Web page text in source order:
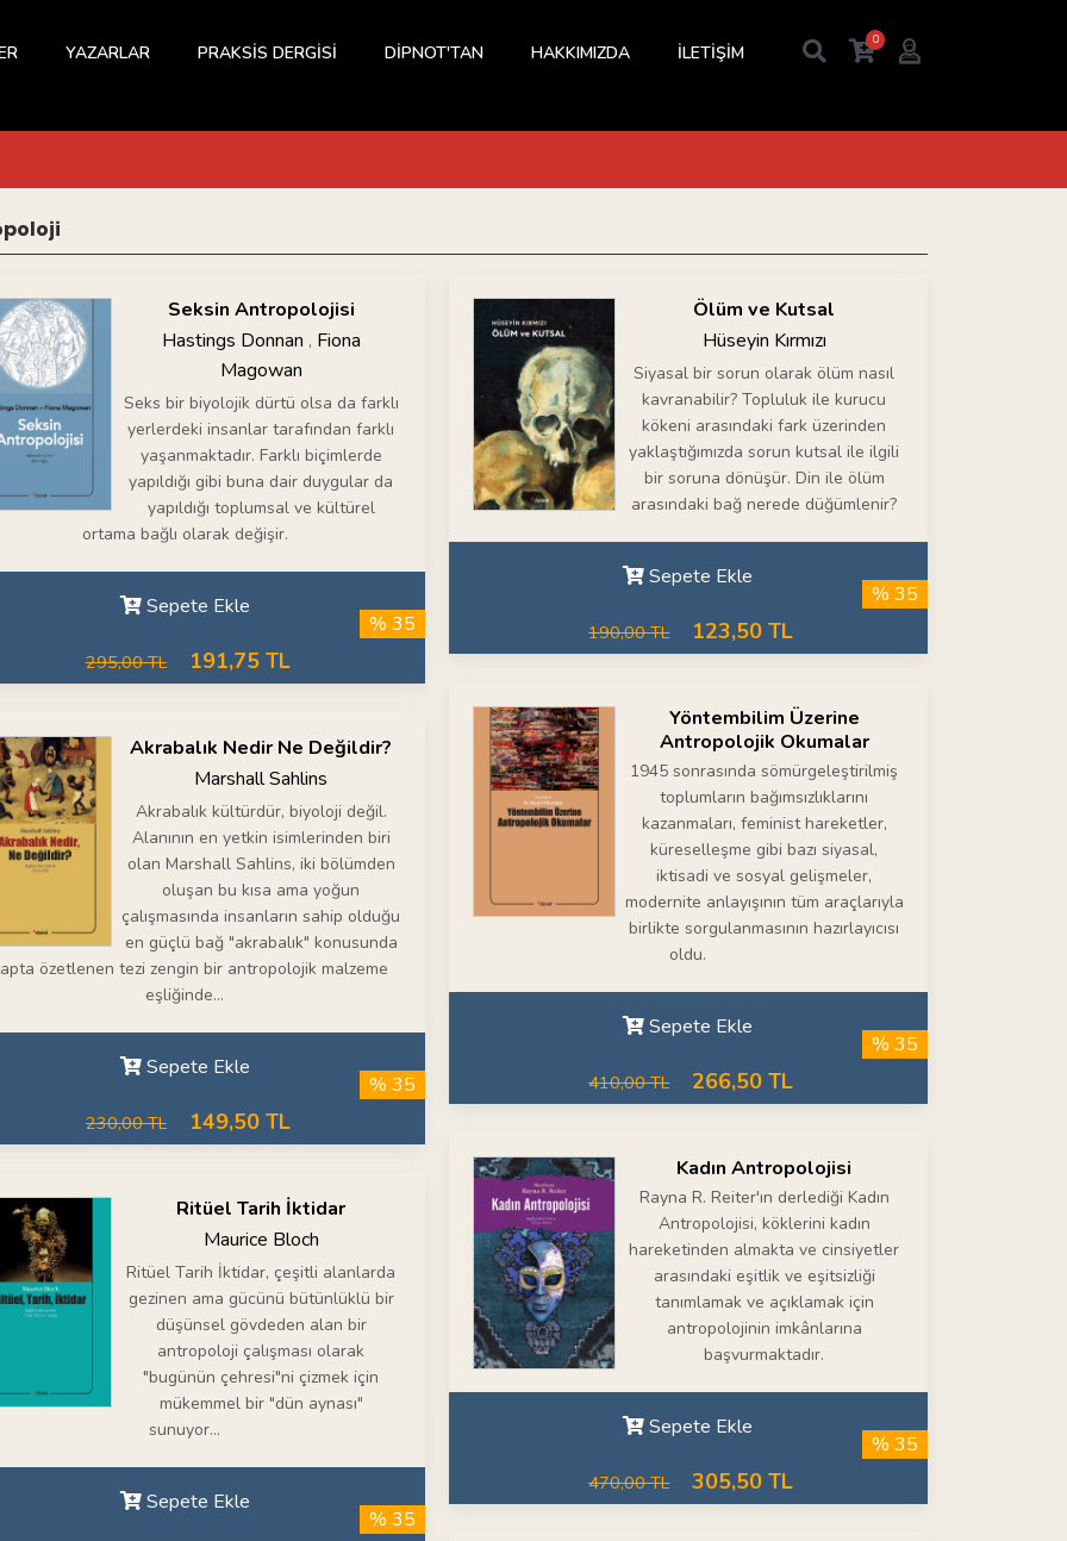
YAZARLAR PRAKSİS DERGİSİ DİPNOT'TAN HAKKIMIZDA İLETİŞİM
0
Seksin Antropolojisi
Hastings Donnan , Fiona
Magowan
Seks bir biyolojik dürtü olsa da farklı
yerlerdeki insanlar tarafından farklı
yaşanmaktadır. Farklı biçimlerde
yapıldığı gibi buna dair duygular da
yapıldığı toplumsal ve kültürel
ortama bağlı olarak değişir.
Sepete Ekle
295,00 TL 191,75 TL
% 35
Akrabalık Nedir Ne Değildir?
Marshall Sahlins
Akrabalık kültürdür, biyoloji değil.
Alanının en yetkin isimlerinden biri
olan Marshall Sahlins, iki bölümden
oluşan bu kısa ama yoğun
çalışmasında insanların sahip olduğu
en güçlü bağ "akrabalık" konusunda
özetlenen tezi zengin bir antropolojik malzeme
eşliğinde...
Sepete Ekle
230,00 TL 149,50 TL
% 35
Ritüel Tarih İktidar
Maurice Bloch
Ritüel Tarih İktidar, çeşitli alanlarda
gezinen ama gücünü bütünlüklü bir
düşünsel gövdeden alan bir
antropoloji çalışması olarak
"bugünün çehresi"ni çizmek için
mükemmel bir "dün aynası"
sunuyor...
Sepete Ekle
% 35
Ölüm ve Kutsal
Hüseyin Kırmızı
Siyasal bir sorun olarak ölüm nasıl
kavranabilir? Topluluk ile kurucu
kökeni arasındaki fark üzerinden
yaklaştığımızda sorun kutsal ile ilgili
bir soruna dönüşür. Din ile ölüm
arasındaki bağ nerede düğümlenir?
Sepete Ekle
190,00 TL 123,50 TL
% 35
Yöntembilim Üzerine
Antropolojik Okumalar
1945 sonrasında sömürgeleştirilmiş
toplumların bağımsızlıklarını
kazanmaları, feminist hareketler,
küreselleşme gibi bazı siyasal,
iktisadi ve sosyal gelişmeler,
modernite anlayışının tüm araçlarıyla
birlikte sorgulanmasının hazırlayıcısı
oldu.
Sepete Ekle
410,00 TL 266,50 TL
% 35
Kadın Antropolojisi
Rayna R. Reiter'ın derlediği Kadın
Antropolojisi, köklerini kadın
hareketinden almakta ve cinsiyetler
arasındaki eşitlik ve eşitsizliği
tanımlamak ve açıklamak için
antropolojinin imkânlarına
başvurmaktadır.
Sepete Ekle
470,00 TL 305,50 TL
% 35